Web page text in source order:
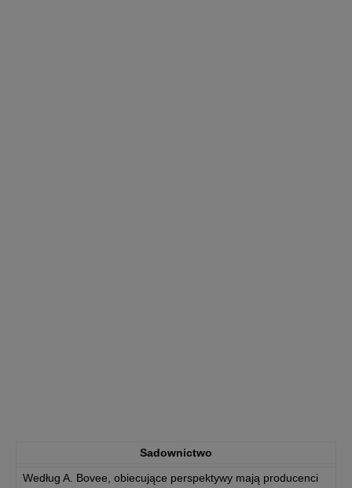
Sadownictwo
Według A. Bovee, obiecujące perspektywy mają producenci